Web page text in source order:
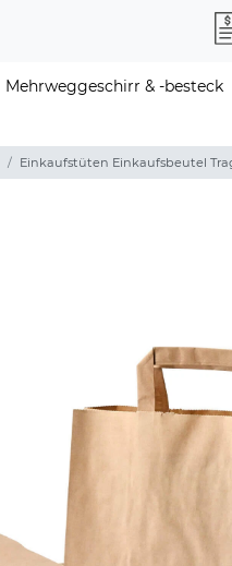
Mehrweggeschirr & -besteck
Einkaufstüten Einkaufsbeutel